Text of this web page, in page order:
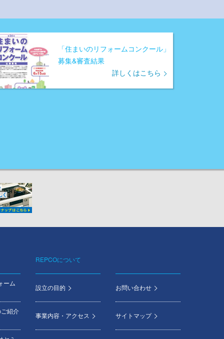
「住まいのリフォームコンクール」
募集&審査結果
詳しくはこちら
ーム
紹介
REPCOについて
設立の目的
事業内容・アクセス
お問い合わせ
サイトマップ